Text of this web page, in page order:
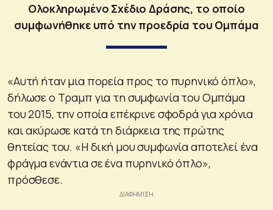
Ολοκληρωμένο Σχέδιο Δράσης, το οποίο
συμφωνήθηκε υπό την προεδρία του Ομπάμα
«Αυτή ήταν μια πορεία προς το πυρηνικό όπλο»,
δήλωσε ο Τραμπ για τη συμφωνία του Ομπάμα
του 2015, την οποία επέκρινε σφοδρά για χρόνια
και ακύρωσε κατά τη διάρκεια της πρώτης
θητείας του. «Η δική μου συμφωνία αποτελεί ένα
φράγμα ενάντια σε ένα πυρηνικό όπλο»,
πρόσθεσε.